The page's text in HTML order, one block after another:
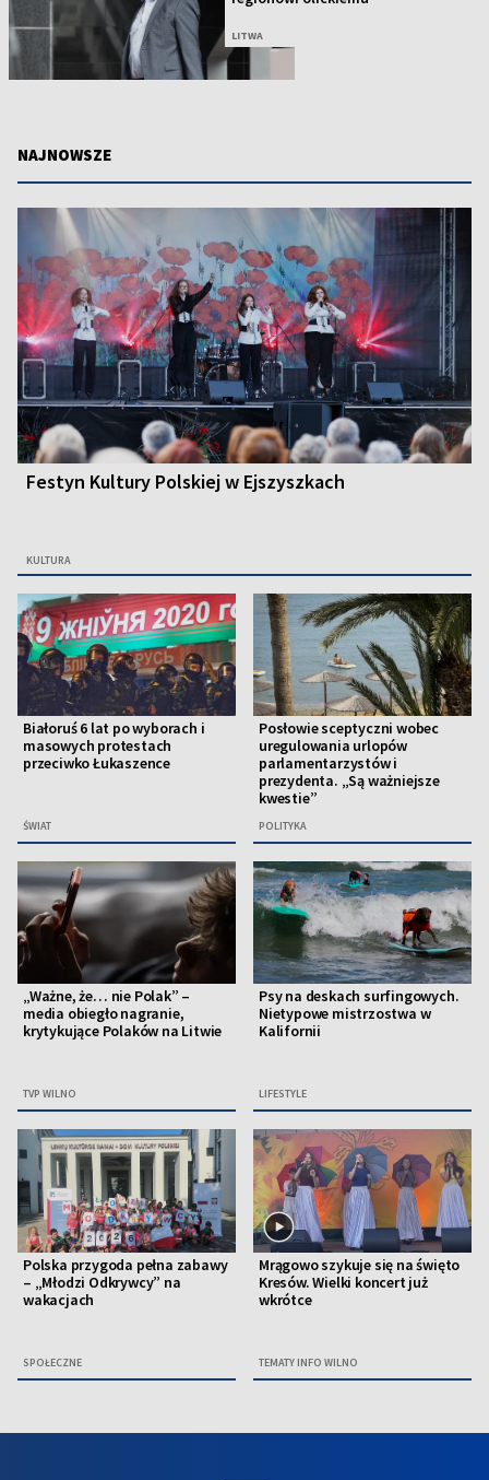
LITWA
NAJNOWSZE
Festyn Kultury Polskiej w Ejszyszkach
KULTURA
Białoruś 6 lat po wyborach i
masowych protestach
przeciwko Łukaszence
ŚWIAT
Posłowie sceptyczni wobec
uregulowania urlopów
parlamentarzystów i
prezydenta. „Są ważniejsze
kwestie”
POLITYKA
„Ważne, że… nie Polak” –
media obiegło nagranie,
krytykujące Polaków na Litwie
TVP WILNO
Psy na deskach surfingowych.
Nietypowe mistrzostwa w
Kalifornii
LIFESTYLE
Polska przygoda pełna zabawy
– „Młodzi Odkrywcy” na
wakacjach
SPOŁECZNE
Mrągowo szykuje się na święto
Kresów. Wielki koncert już
wkrótce
TEMATY INFO WILNO